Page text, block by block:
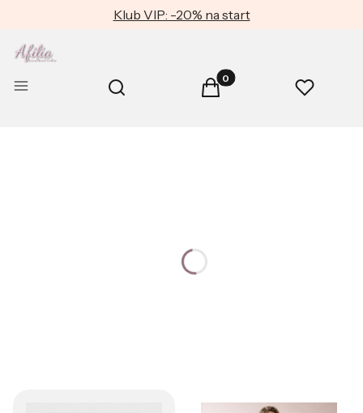
Klub VIP: -20% na start
Menu Otwórz wyszukiwarkę
Szukaj Produkty w koszyku: 0.
Koszyk Ulubione